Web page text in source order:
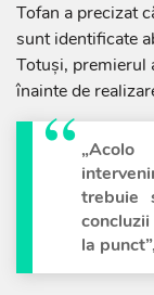
Tofan a precizat
sunt identificate
Totuși, premierul
înainte de
trebuie
la